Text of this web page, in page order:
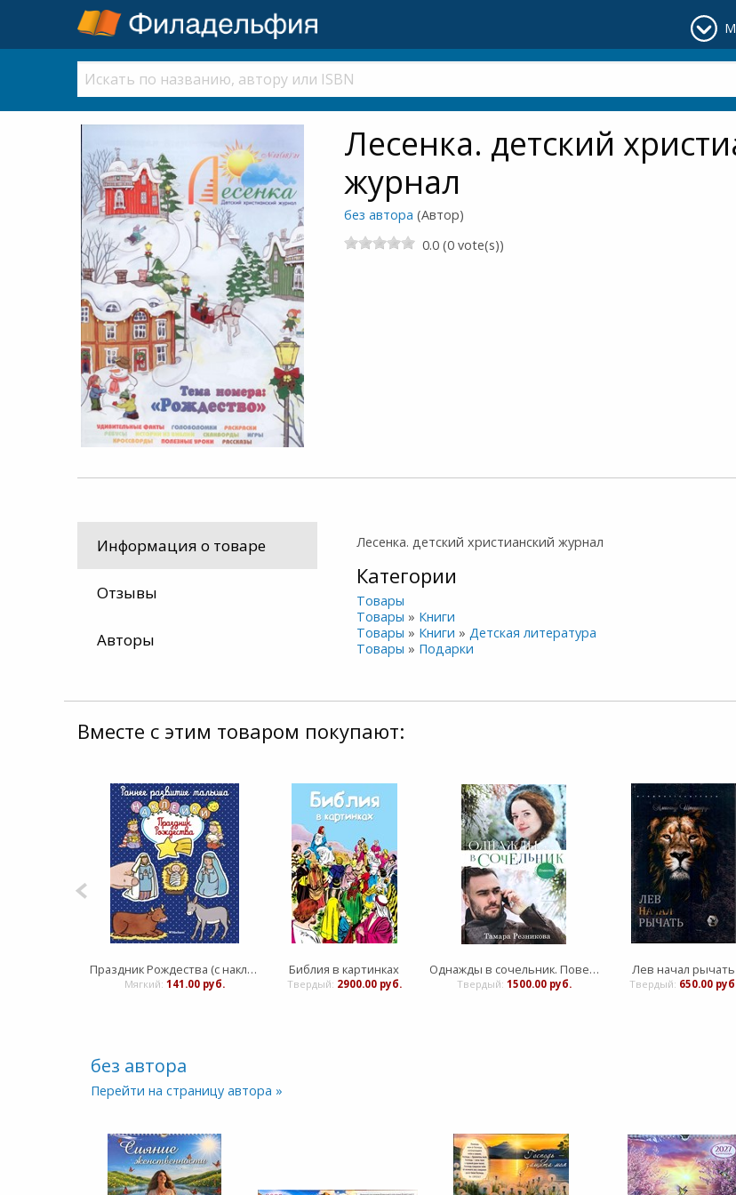
Лесенка. детский
журнал
без автора (Автор)
0.0 (0 vote(s))
Информация о товаре
Отзывы
Авторы
Лесенка. детский христианский журнал
Категории
Товары
Товары » Книги
Товары » Книги »Детская литература
Товары » Подарки
Вместе с этим товаром покупают:
Праздник Рождества (с наклейками). Раннее развитие малыша
Мягкий: 141.00 руб.
Библия в картинках
Твердый: 2900.00 руб.
Однажды в сочельник. Повесть
Твердый: 1500.00 руб.
Лев начал рычать
Твердый: 650.00
без автора
Перейти на страницу автора »